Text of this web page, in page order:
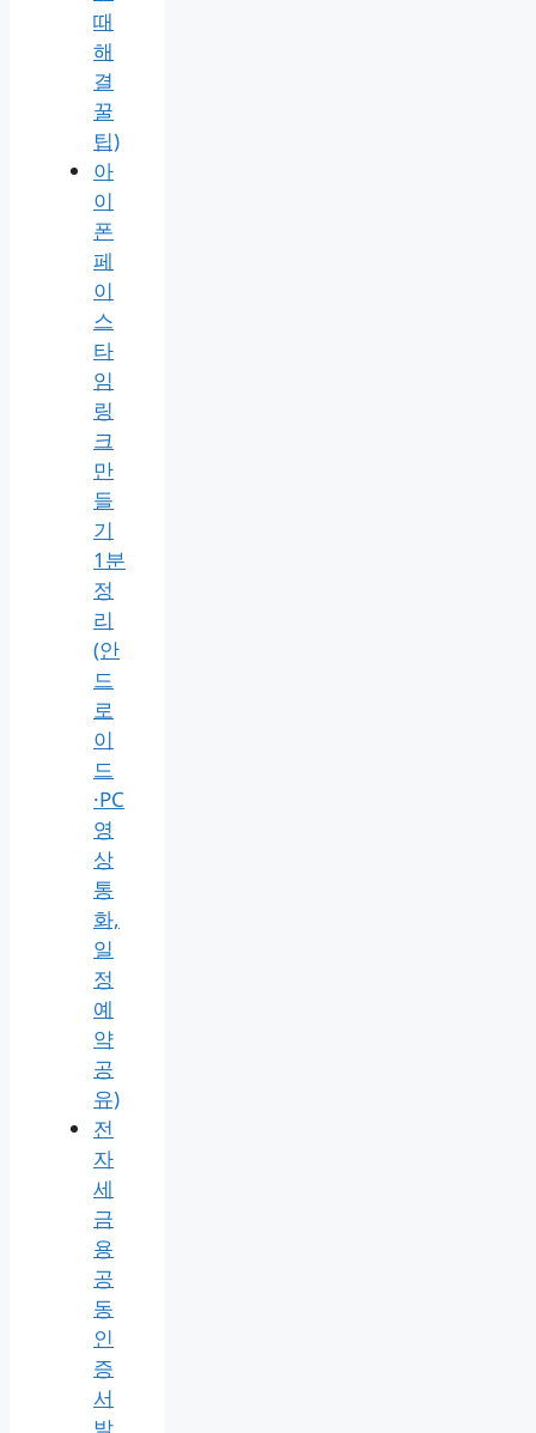
때
해
결
꿀
팁)
아
이
폰
페
이
스
타
임
링
크
만
들
기
1분
정
리
(안
드
로
이
드
·PC
영
상
통
화,
일
정
예
약
공
유)
전
자
세
금
용
공
동
인
증
서
발